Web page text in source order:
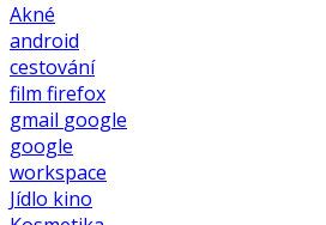
Akné
android
cestování
film firefox
gmail google
google
workspace
Jídlo kino